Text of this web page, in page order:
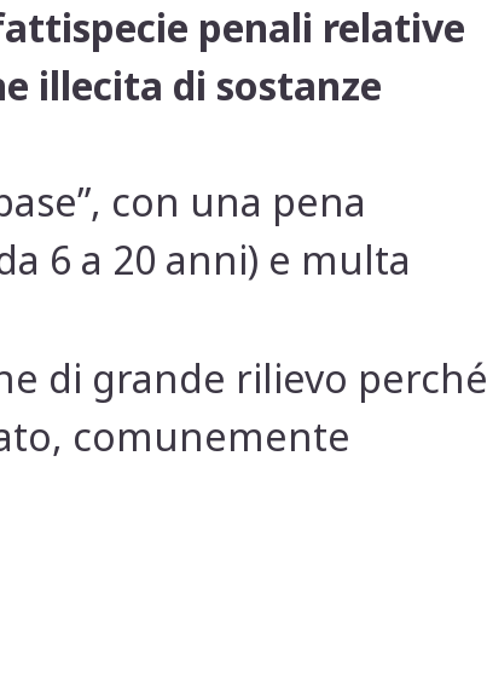
penali relative
illecita di sostanze
con una pena
6 a 20 anni) e multa
di grande rilievo perché
comunemente